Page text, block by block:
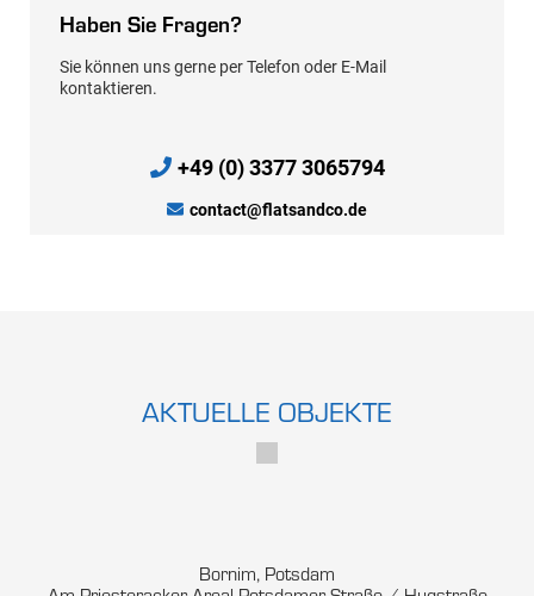
Haben Sie Fragen?
Sie können uns gerne per Telefon oder E-Mail
kontaktieren.
+49 (0) 3377 3065794
contact@flatsandco.de
AKTUELLE OBJEKTE
Bornim, Potsdam